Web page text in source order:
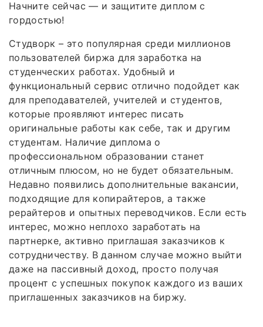
Начните сейчас — и защитите диплом с
гордостью!
Студворк – это популярная среди миллионов
пользователей биржа для заработка на
студенческих работах. Удобный и
функциональный сервис отлично подойдет как
для преподавателей, учителей и студентов,
которые проявляют интерес писать
оригинальные работы как себе, так и другим
студентам. Наличие диплома о
профессиональном образовании станет
отличным плюсом, но не будет обязательным.
Недавно появились дополнительные вакансии,
подходящие для копирайтеров, а также
рерайтеров и опытных переводчиков. Если есть
интерес, можно неплохо заработать на
партнерке, активно приглашая заказчиков к
сотрудничеству. В данном случае можно выйти
даже на пассивный доход, просто получая
процент с успешных покупок каждого из ваших
приглашенных заказчиков на биржу.